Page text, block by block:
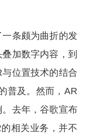
条颇为曲折的发
加数字内容，到
与位置技术的结合
普及。然而，AR
去年，谷歌宣布
相关业务，并不